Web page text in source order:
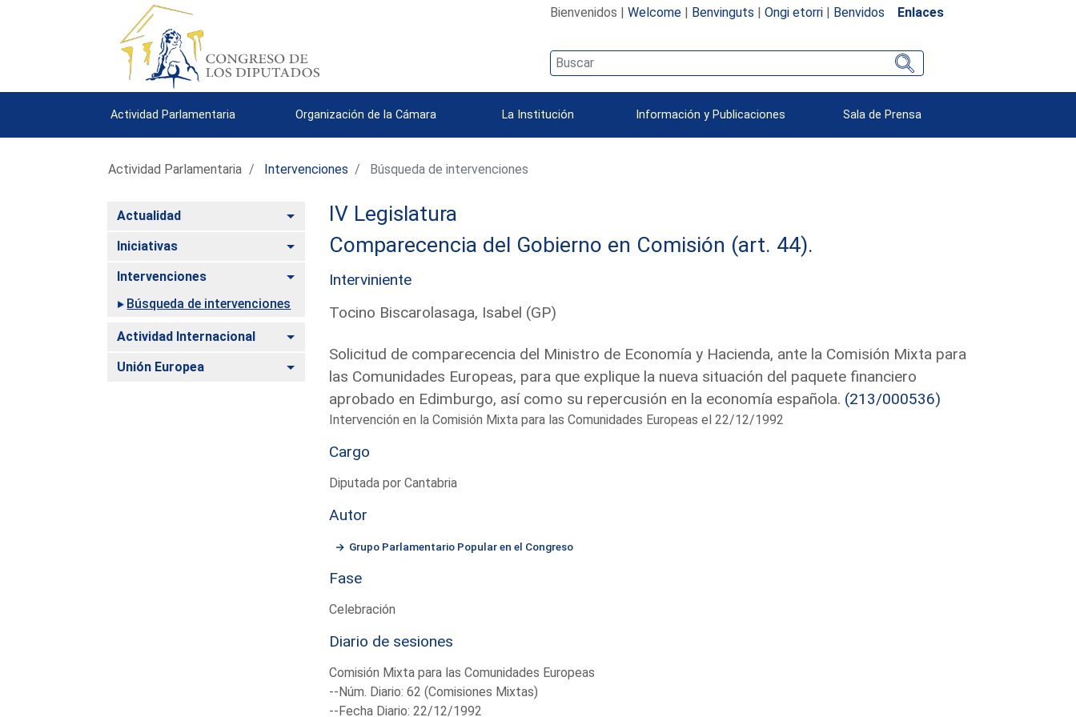
Bienvenidos | Welcome| Benvinguts | Ongi etorri| Benvidos Enlaces
Actividad Parlamentaria Organización de la Cámara La Institución Información y Publicaciones Sala de Prensa
Actividad Parlamentaria Intervenciones Búsqueda de intervenciones
Actualidad Alternar
Iniciativas Alternar
Intervenciones
Alternar
Búsqueda de intervenciones
Actividad Internacional Alternar
Unión Europea Alternar
IV Legislatura
Comparecencia del Gobierno en Comisión (art. 44).
Interviniente
Tocino Biscarolasaga, Isabel (GP)
Solicitud de comparecencia del Ministro de Economía y Hacienda, ante la Comisión Mixta para
las Comunidades Europeas, para que explique la nueva situación del paquete financiero
aprobado en Edimburgo, así como su repercusión en la economía española. (213/000536)
Intervención en la Comisión Mixta para las Comunidades Europeas el 22/12/1992
Cargo
Diputada por Cantabria
Autor
Grupo Parlamentario Popular en el Congreso
Fase
Celebración
Diario de sesiones
Comisión Mixta para las Comunidades Europeas
--Núm. Diario: 62 (Comisiones Mixtas)
--Fecha Diario: 22/12/1992